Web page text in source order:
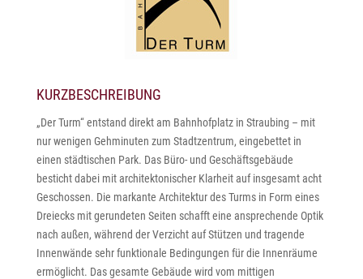
KURZBESCHREIBUNG
„Der Turm“ entstand direkt am Bahnhofplatz in Straubing – mit
nur wenigen Gehminuten zum Stadtzentrum, eingebettet in
einen städtischen Park. Das Büro- und Geschäftsgebäude
besticht dabei mit architektonischer Klarheit auf insgesamt acht
Geschossen. Die markante Architektur des Turms in Form eines
Dreiecks mit gerundeten Seiten schafft eine ansprechende Optik
nach außen, während der Verzicht auf Stützen und tragende
Innenwände sehr funktionale Bedingungen für die Innenräume
ermöglicht. Das gesamte Gebäude wird vom mittigen